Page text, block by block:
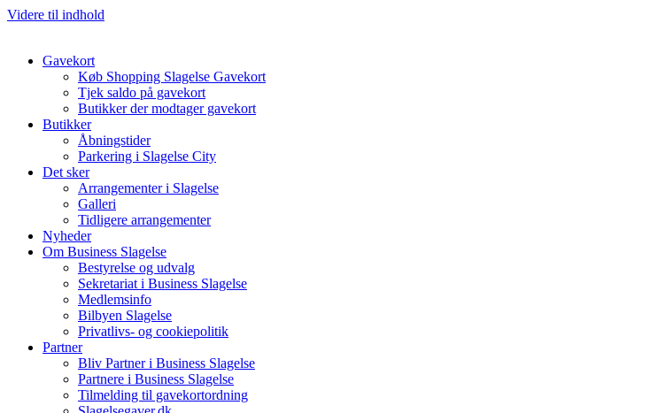
Videre til indhold
Gavekort
Køb Shopping Slagelse Gavekort
Tjek saldo på gavekort
Butikker der modtager gavekort
Butikker
Åbningstider
Parkering i Slagelse City
Det sker
Arrangementer i Slagelse
Galleri
Tidligere arrangementer
Nyheder
Om Business Slagelse
Bestyrelse og udvalg
Sekretariat i Business Slagelse
Medlemsinfo
Bilbyen Slagelse
Privatlivs- og cookiepolitik
Partner
Bliv Partner i Business Slagelse
Partnere i Business Slagelse
Tilmelding til gavekortordning